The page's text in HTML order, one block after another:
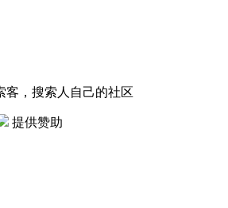
客，搜索人自己的社区
提供赞助